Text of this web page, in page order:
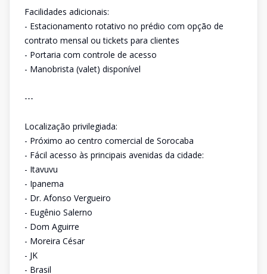
Facilidades adicionais:
- Estacionamento rotativo no prédio com opção de
contrato mensal ou tickets para clientes
- Portaria com controle de acesso
- Manobrista (valet) disponível
---
Localização privilegiada:
- Próximo ao centro comercial de Sorocaba
- Fácil acesso às principais avenidas da cidade:
- Itavuvu
- Ipanema
- Dr. Afonso Vergueiro
- Eugênio Salerno
- Dom Aguirre
- Moreira César
- JK
- Brasil